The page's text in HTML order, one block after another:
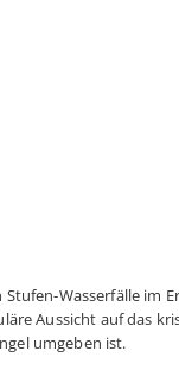
Stufen-Wasserfälle im
Aussicht auf das
umgeben ist.